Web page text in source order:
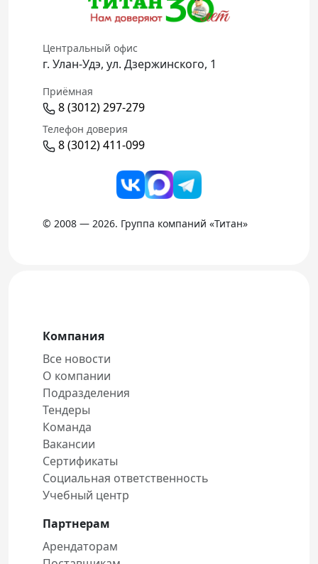
Центральный офис
г. Улан-Удэ, ул. Дзержинского, 1
Приёмная
8 (3012) 297-279
Телефон доверия
8 (3012) 411-099
© 2008 — 2026. Группа компаний «Титан»
Компания
Все новости
О компании
Подразделения
Тендеры
Команда
Вакансии
Сертификаты
Социальная ответственность
Учебный центр
Партнерам
Арендаторам